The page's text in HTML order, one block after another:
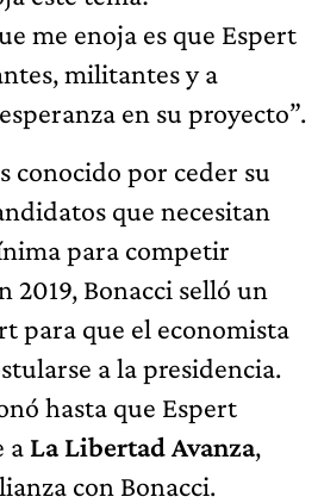
me enoja es que Espert
militantes y a
en su proyecto”.
conocido por ceder su
que necesitan
para competir
2019, Bonacci selló un
para que el economista
a la presidencia.
hasta que Espert
a La Libertad Avanza,
con Bonacci.